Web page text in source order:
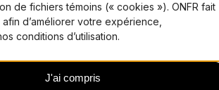
de fichiers témoins (« cookies »). ONFR fait
d’améliorer votre expérience,
conditions d’utilisation.
J'ai compris